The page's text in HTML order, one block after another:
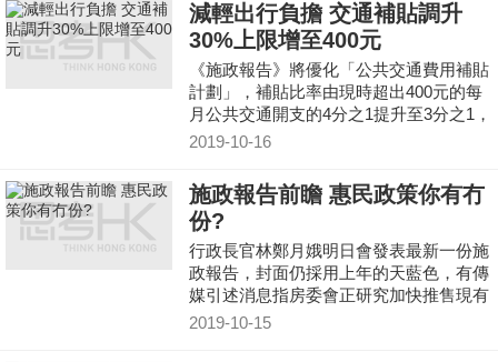
減輕出行負擔 交通補貼調升
30%上限增至400元
《施政報告》將優化「公共交通費用補貼
計劃」，補貼比率由現時超出400元的每
月公共交通開支的4分之1提升至3分之1，
並將每月補貼金額上限由現時300元提高
2019-10-16
施政報告前瞻 惠民政策你有冇
份?
行政長官林鄭月娥明日會發表最新一份施
政報告，封面仍採用上年的天藍色，有傳
媒引述消息指房委會正研究加快推售現有
租置屋邨貨尾約四萬個單位、交通補貼由
2019-10-15